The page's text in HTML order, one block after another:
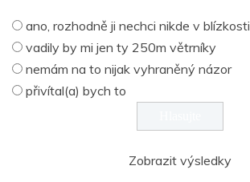
ano, rozhodně ji nechci nikde v blízkosti
vadily by mi jen ty 250m větrníky
nemám na to nijak vyhraněný názor
přivítal(a) bych to
Zobrazit výsledky